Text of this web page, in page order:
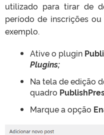
utilizado para tirar de
período de inscrições
exemplo.
Ative o plugin
Plugins;
Na tela de edição
quadro
Marque a opção